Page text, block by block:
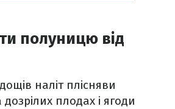
полуницю від
наліт плісняви
плодах і ягоди